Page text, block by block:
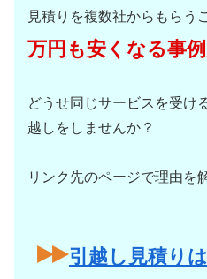
見積りを複数社からもらう
万円も安くなる事
どうせ同じサービスを受け
越しをしませんか？
リンク先のページで理由を
引越し見積り